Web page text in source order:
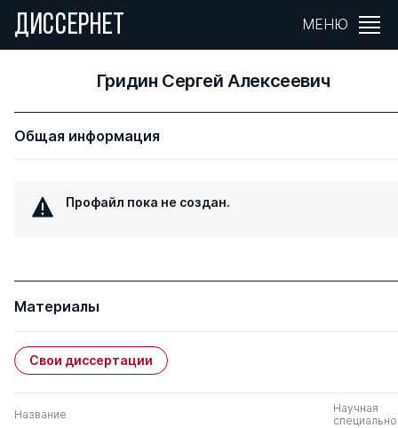
ДИССЕРНЕТ МЕНЮ
Гридин Сергей Алексеевич
Общая информация
Профайл пока не создан.
Материалы
Свои диссертации
Название
Научная